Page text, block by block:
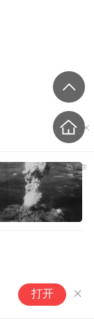
打开